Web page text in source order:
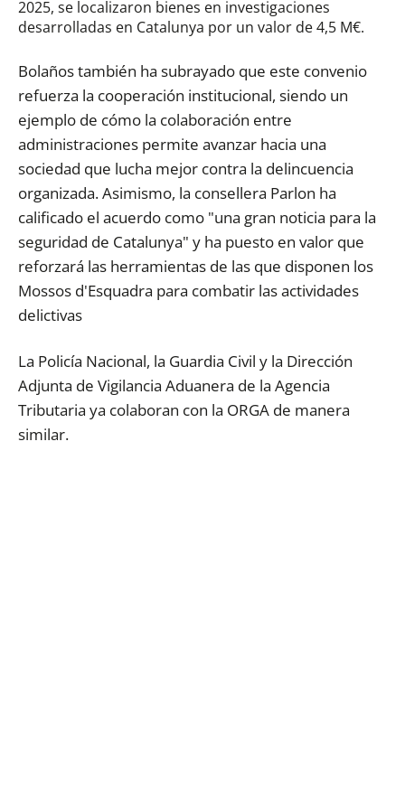
2025, se localizaron bienes en investigaciones
desarrolladas en Catalunya por un valor de 4,5 M€.
Bolaños también ha subrayado que este convenio
refuerza la cooperación institucional, siendo un
ejemplo de cómo la colaboración entre
administraciones permite avanzar hacia una
sociedad que lucha mejor contra la delincuencia
organizada.Asimismo, la consellera Parlon ha
calificado el acuerdo como "una gran noticia para la
seguridad de Catalunya" y ha puesto en valor que
reforzará las herramientas de las que disponen los
Mossos d'Esquadra para combatir las actividades
delictivas
La Policía Nacional, la Guardia Civil y la Dirección
Adjunta de Vigilancia Aduanera de la Agencia
Tributaria ya colaboran con la ORGA de manera
similar.